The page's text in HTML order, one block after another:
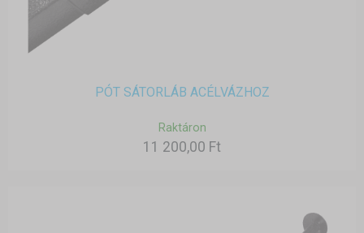
PÓT SÁTORLÁB ACÉLVÁZHOZ
Raktáron
11 200,00 Ft